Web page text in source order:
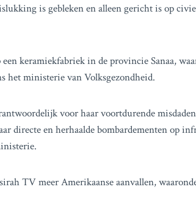
is gebleken en alleen gericht is op
keramiekfabriek in de provincie Sanaa,
het ministerie van Volksgezondheid.
voor haar voortdurende
directe en herhaalde bombardementen op
TV meer Amerikaanse aanvallen,